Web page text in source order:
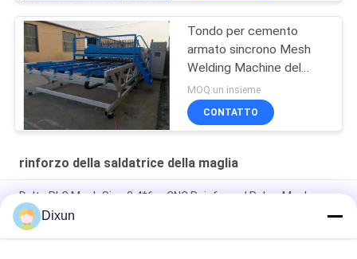
Tondo per cemento
armato sincrono Mesh
Welding Machine del
tiristore
MOQ:un insieme
CONTATTO
rinforzo della saldatrice della maglia
Delta PLC Mesh Size 2.4*6m CNC Reinforced Rebar Mesh
Welding Machine
Mesh Size 200*200mm Mesh Length 12m Concrete
Dixun